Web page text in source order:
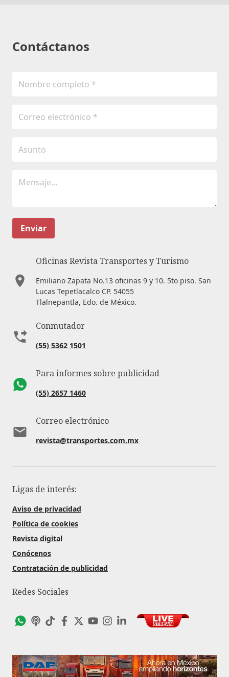
Contáctanos
Enviar
Oficinas Revista Transportes y Turismo
Emiliano Zapata No.13 oficinas 9 y 10. 5to piso. San
Lucas Tepetlacalco CP. 54055
Tlalnepantla, Edo. de México.
Conmutador
(55) 5362 1501
Para informes sobre publicidad
(55) 2657 1460
Correo electrónico
revista@transportes.com.mx
Ligas de interés:
Aviso de privacidad
Política de cookies
Revista digital
Conócenos
Contratación de publicidad
Redes Sociales